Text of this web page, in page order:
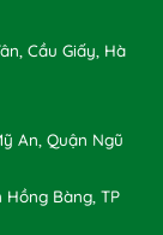
Cầu Giấy, Hà
An, Quận Ngũ
Hồng Bàng, TP